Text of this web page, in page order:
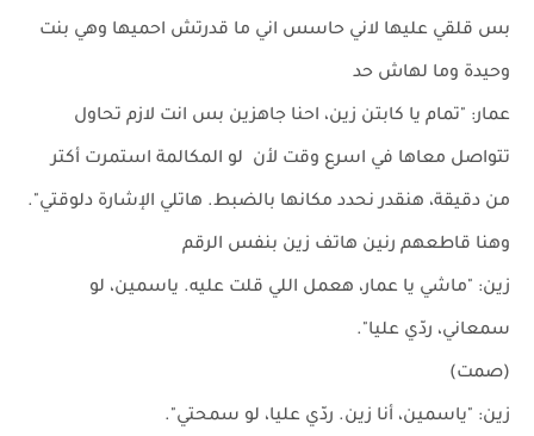
بس قلقي عليها لاني حاسس اني ما قدرتش احميها وهي بنت
وحيدة وما لهاش حد
عمار: "تمام يا كابتن زين، احنا جاهزين بس انت لازم تحاول
تتواصل معاها في اسرع وقت لأن لو المكالمة استمرت أكتر
من دقيقة، هنقدر نحدد مكانها بالضبط. هاتلي الإشارة دلوقتي".
وهنا قاطعهم رنين هاتف زين بنفس الرقم
زين: "ماشي يا عمار، هعمل اللي قلت عليه. ياسمين، لو
سمعاني، ردّي عليا".
(صمت)
زين: "ياسمين، أنا زين. ردّي عليا، لو سمحتي".